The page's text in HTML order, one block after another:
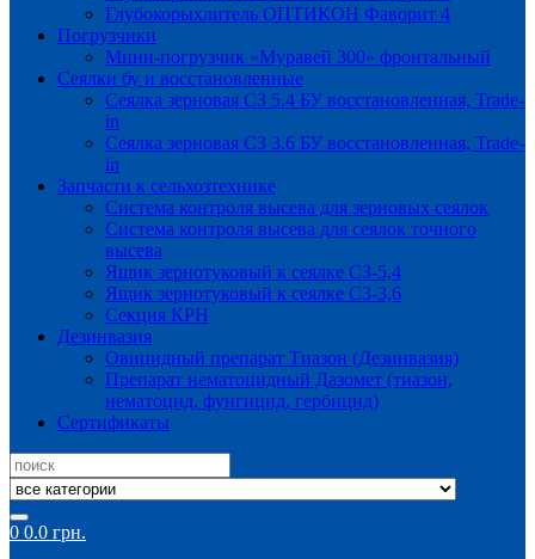
Глубокорыхлитель ОПТИКОН Фаворит 4
Погрузчики
Мини-погрузчик «Муравей 300» фронтальный
Сеялки бу и восстановленные
Сеялка зерновая СЗ 5.4 БУ восстановленная, Trade-
in
Сеялка зерновая СЗ 3.6 БУ восстановленная, Trade-
in
Запчасти к сельхозтехнике
Система контроля высева для зерновых сеялок
Система контроля высева для сеялок точного
высева
Ящик зернотуковый к сеялке СЗ-5,4
Ящик зернотуковый к сеялке СЗ-3,6
Секция КРН
Дезинвазия
Овицидный препарат Тиазон (Дезинвазия)
Препарат нематоцидный Дазомет (тиазон,
нематоцид, фунгицид, гербицид)
Сертификаты
Search
for:
0 0.0 грн.